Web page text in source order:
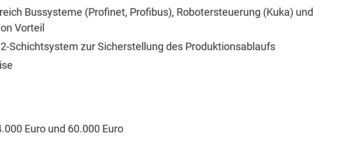
Bussysteme (Profinet, Profibus), Robotersteuerung (Kuka) und
Vorteil
Schichtsystem zur Sicherstellung des Produktionsablaufs
Euro und 60.000 Euro